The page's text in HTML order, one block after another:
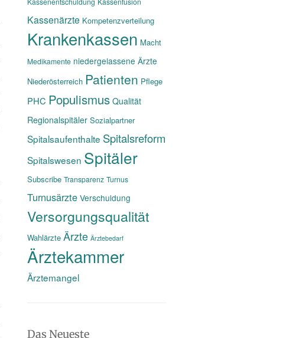
Kassenärzte Kompetenzverteilung
Krankenkassen Macht
Medikamente niedergelassene Ärzte
Niederösterreich Patienten Pflege
PHC Populismus Qualität
Regionalspitäler Sozialpartner
Spitalsaufenthalte Spitalsreform
Spitalswesen Spitäler
Subscribe Transparenz Turnus
Turnusärzte Verschuldung
Versorgungsqualität
Wahlärzte Ärzte Ärztebedarf
Ärztekammer
Ärztemangel
Das Neueste